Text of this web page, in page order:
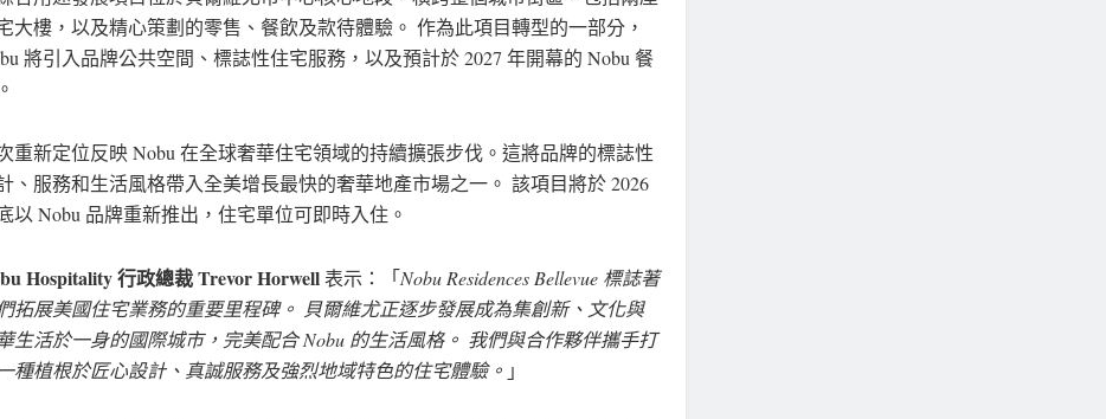
大樓，以及精心策劃的零售、餐飲及款待體驗。 作為此項目轉型的一部分，
將引入品牌公共空間、標誌性住宅服務，以及預計於 2027 年開幕的 Nobu 餐
重新定位反映 Nobu 在全球奢華住宅領域的持續擴張步伐。這將品牌的標誌性
、服務和生活風格帶入全美增長最快的奢華地產市場之一。 該項目將於 2026
以 Nobu 品牌重新推出，住宅單位可即時入住。
Hospitality 行政總裁 Trevor Horwell表示：「Nobu Residences Bellevue 標誌著
拓展美國住宅業務的重要里程碑。 貝爾維尤正逐步發展成為集創新、文化與
生活於一身的國際城市，完美配合 Nobu 的生活風格。 我們與合作夥伴攜手打
種植根於匠心設計、真誠服務及強烈地域特色的住宅體驗。 」